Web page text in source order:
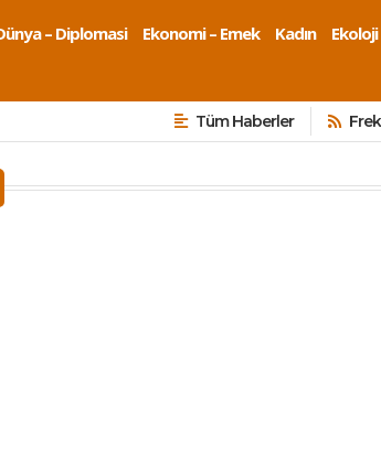
– Diplomasi Ekonomi – Emek Kadın Ekoloji
Tüm Haberler